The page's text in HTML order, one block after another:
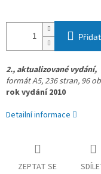
2., aktualizované vydání,
formát A5, 236 stran, 96
rok vydání 2010
Detailní informace
ZEPTAT SE